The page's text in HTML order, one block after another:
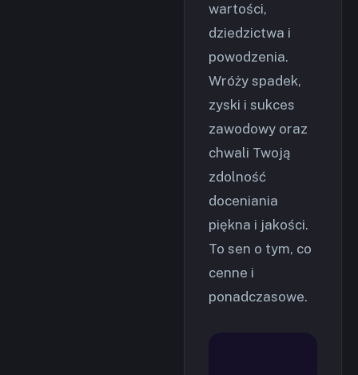
wartości,
dziedzictwa i
powodzenia.
Wróży spadek,
zyski i sukces
zawodowy oraz
chwali Twoją
zdolność
doceniania
piękna i jakości.
To sen o tym, co
cenne i
ponadczasowe.